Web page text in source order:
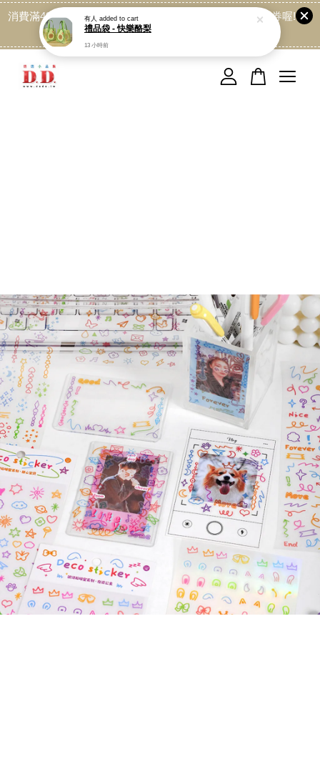
消費滿499免運喔, 記得加LINE:@dede168 領取專屬折扣券喔!
點我
您的購物車目前還是空的。